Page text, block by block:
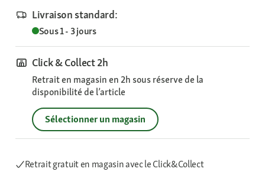
Livraison standard:
Sous 1 - 3 jours
Click & Collect 2h
Retrait en magasin en 2h sous réserve de la
disponibilité de l’article
Sélectionner un magasin
Retrait gratuit en magasin avec le Click&Collect